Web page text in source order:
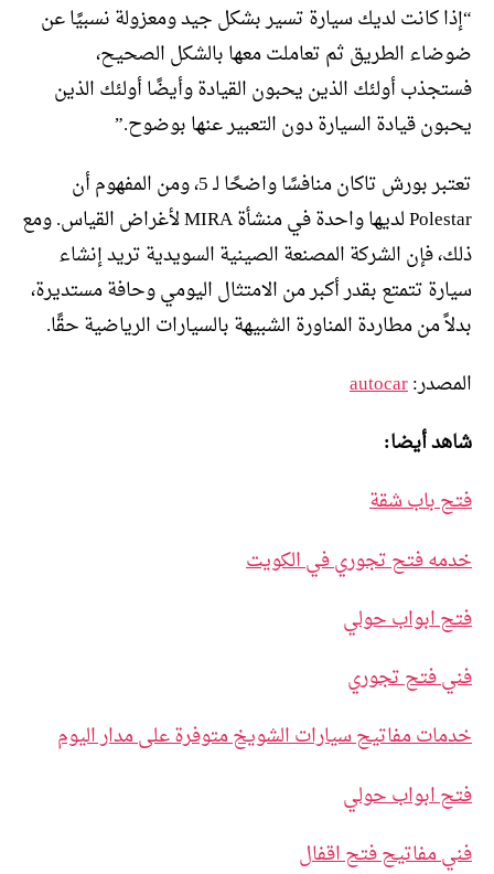
“إذا كانت لديك سيارة تسير بشكل جيد ومعزولة نسبيًا عن
ضوضاء الطريق ثم تعاملت معها بالشكل الصحيح،
فستجذب أولئك الذين يحبون القيادة وأيضًا أولئك الذين
يحبون قيادة السيارة دون التعبير عنها بوضوح.”
تعتبر بورش تاكان منافسًا واضحًا لـ 5، ومن المفهوم أن
Polestar لديها واحدة في منشأة MIRA لأغراض القياس. ومع
ذلك، فإن الشركة المصنعة الصينية السويدية تريد إنشاء
سيارة تتمتع بقدر أكبر من الامتثال اليومي وحافة مستديرة،
بدلاً من مطاردة المناورة الشبيهة بالسيارات الرياضية حقًا.
المصدر:autocar
شاهد أيضا:
فتح باب شقة
خدمه فتح تجوري في الكويت
فتح ابواب حولي
فني فتح تجوري
خدمات مفاتيح سيارات الشويخ متوفرة على مدار اليوم
فتح ابواب حولي
فني مفاتيح فتح اقفال